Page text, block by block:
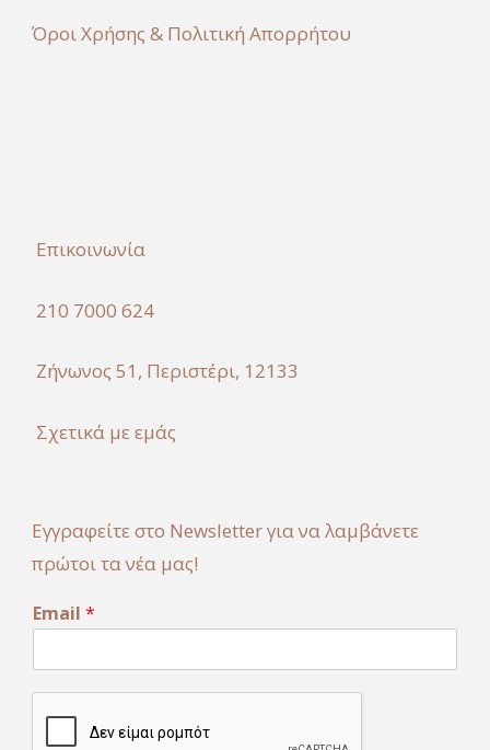
Όροι Χρήσης & Πολιτική Απορρήτου
Επικοινωνία
210 7000 624
Ζήνωνος 51, Περιστέρι, 12133
Σχετικά με εμάς
Εγγραφείτε στο Newsletter για να λαμβάνετε
πρώτοι τα νέα μας!
E
m
i
l
Email *